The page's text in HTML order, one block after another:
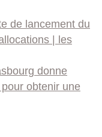
de lancement du
| les
donne
obtenir une